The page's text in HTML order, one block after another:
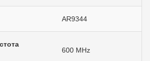
AR9344
600 МHz